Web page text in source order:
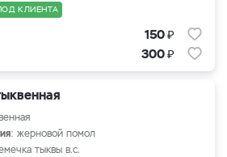
КЛИЕНТА
150₽
300₽
: жерновой помол
тыквы в.с.